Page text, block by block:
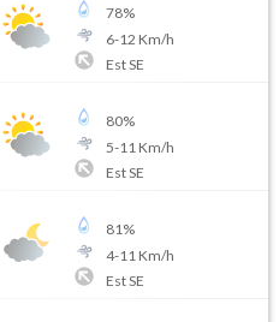
78%
6-12 Km/h
Est SE
80%
5-11 Km/h
Est SE
81%
4-11 Km/h
Est SE